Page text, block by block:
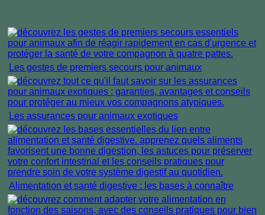
Les gestes de premiers secours pour animaux
Les assurances pour animaux exotiques
Alimentation et santé digestive : les bases à connaître